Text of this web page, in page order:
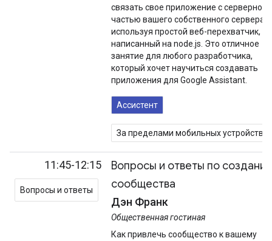
связать свое приложение с серверной
частью вашего собственного сервера,
используя простой веб-перехватчик,
написанный на node.js. Это отличное
занятие для любого разработчика,
который хочет научиться создавать
приложения для Google Assistant.
Ассистент
За пределами мобильных устройств
11:45-12:15
Вопросы и ответы
Вопросы и ответы по
сообщества
Дэн Франк
Общественная гостиная
Как привлечь сообщество к вашему